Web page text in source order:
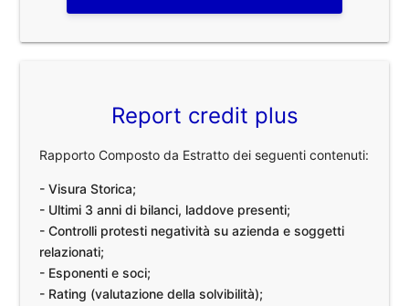
Report credit plus
Rapporto Composto da Estratto dei seguenti contenuti:
- Visura Storica;
- Ultimi 3 anni di bilanci, laddove presenti;
- Controlli protesti negatività su azienda e soggetti
relazionati;
- Esponenti e soci;
- Rating (valutazione della solvibilità);